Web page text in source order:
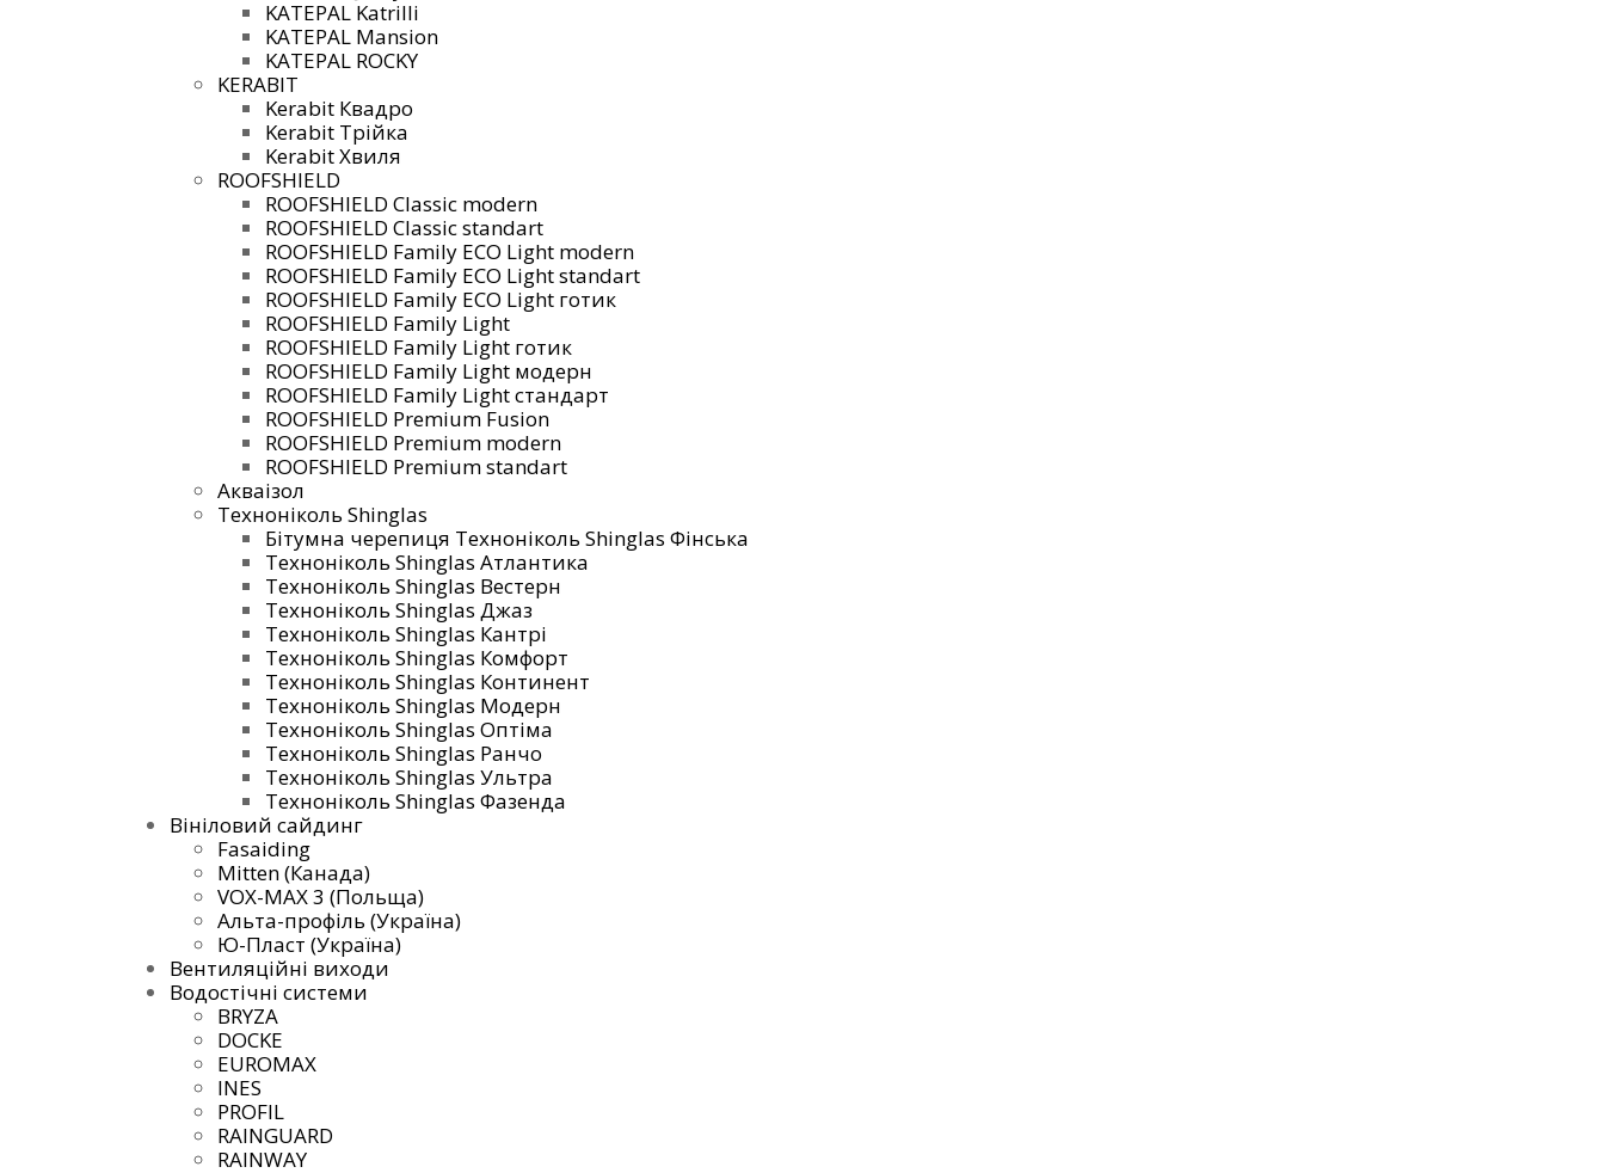
KATEPAL Katrilli
KATEPAL Mansion
KATEPAL ROCKY
KERABIT
Kerabit Квадро
Kerabit Трійка
Kerabit Хвиля
ROOFSHIELD
ROOFSHIELD Classic modern
ROOFSHIELD Classic standart
ROOFSHIELD Family ECO Light modern
ROOFSHIELD Family ECO Light standart
ROOFSHIELD Family ECO Light готик
ROOFSHIELD Family Light
ROOFSHIELD Family Light готик
ROOFSHIELD Family Light модерн
ROOFSHIELD Family Light стандарт
ROOFSHIELD Premium Fusion
ROOFSHIELD Premium modern
ROOFSHIELD Premium standart
Акваізол
Техноніколь Shinglas
Бітумна черепиця Техноніколь Shinglas Фінська
Техноніколь Shinglas Атлантика
Техноніколь Shinglas Вестерн
Техноніколь Shinglas Джаз
Техноніколь Shinglas Кантрі
Техноніколь Shinglas Комфорт
Техноніколь Shinglas Континент
Техноніколь Shinglas Модерн
Техноніколь Shinglas Оптіма
Техноніколь Shinglas Ранчо
Техноніколь Shinglas Ультра
Техноніколь Shinglas Фазенда
Вініловий сайдинг
Fasaiding
Mitten (Канада)
VOX-MAX 3 (Польща)
Альта-профіль (Україна)
Ю-Пласт (Україна)
Вентиляційні виходи
Водостічні системи
BRYZA
DOCKE
EUROMAX
INES
PROFIL
RAINGUARD
RAINWAY